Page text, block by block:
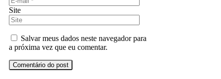
Site
Salvar meus dados neste navegador para
a próxima vez que eu comentar.